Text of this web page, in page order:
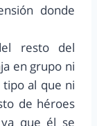
donde
resto del
en grupo ni
tipo al que ni
de héroes
que él se